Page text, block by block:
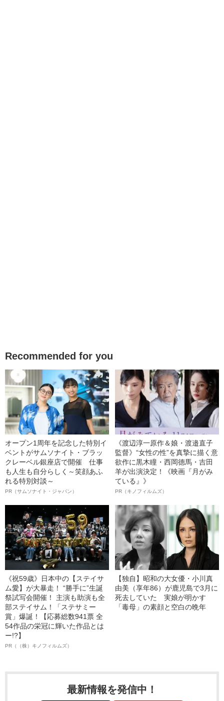
Recommended for you
オープン1周年を記念した特別イ
ベントがサムソナイト・ブラッ
クレーベル銀座店で開催 仕事
も人生も自分らしく～笑顔あふ
れる特別対談～
PR（サムソナイト・ジャパン）
《渡辺淳一原作＆娘・渡邉直子
監督》“女性の性”を真摯に描く意
欲作に黒木瞳・西岡德馬・吉田
羊が出演決定！《映画『月がみ
ている』》
PR（キノフィルムズ）
《祝59歳》日本中の【ステイサ
ム愛】が大暴走！ “勝手に”生誕
祭試写会開催！ 主演も助演も全
部ステイサム！「ステサミー
賞」爆誕！【応募総数941票 全
54作品の栄冠に輝いた作品とは
ー!?】
PR（（株）キノフィルムズ）
【独自】昭和の大女優・小川真
由美（享年86）が鹿児島で3月に
死去していた 実娘が明かす
「毒母」の素顔と空白の晩年
最新情報を発信中！